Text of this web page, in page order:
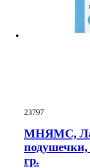
23797
МНЯМС,
подушечки,
гр.